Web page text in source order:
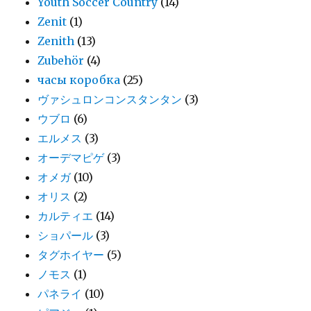
Zenit (1)
Zenith (13)
Zubehör (4)
часы коробка (25)
ヴァシュロンコンスタンタン (3)
ウブロ (6)
エルメス (3)
オーデマピゲ (3)
オメガ (10)
オリス (2)
カルティエ (14)
ショパール (3)
タグホイヤー (5)
ノモス (1)
パネライ (10)